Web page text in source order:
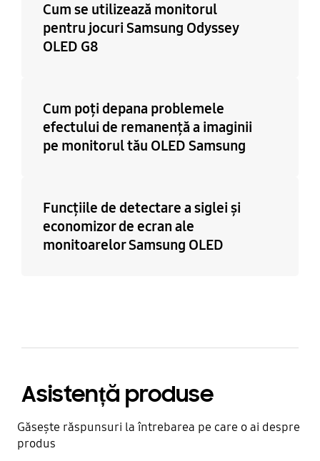
Cum se utilizează monitorul
pentru jocuri Samsung Odyssey
OLED G8
Cum poți depana problemele
efectului de remanență a imaginii
pe monitorul tău OLED Samsung
Funcțiile de detectare a siglei și
economizor de ecran ale
monitoarelor Samsung OLED
Asistență produse
Găsește răspunsuri la întrebarea pe care o ai despre
produs